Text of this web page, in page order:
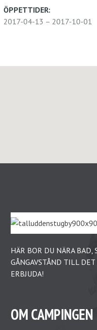
ÖPPETTIDER:
2017-04-13 – 2017-10-01
HÄR BOR DU NÄRA BAD,
GÅNGAVSTÅND TILL
ERBJUDA!
OM CAMPINGEN